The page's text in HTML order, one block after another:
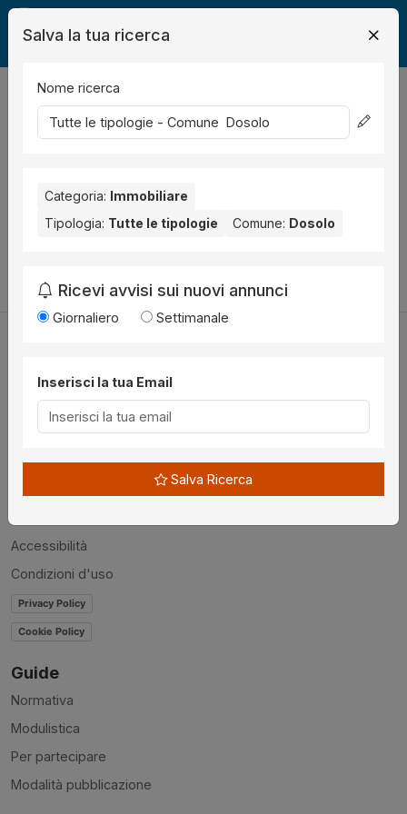
Legalmente Immobili
risultati Ordina per
risultato per la Provincia selezionata:
Prova a modificare i parametri di ricerca:
Utilità
Chi siamo
Disclaimer
Accessibilità
Condizioni d'uso
Privacy Policy
Cookie Policy
Guide
Normativa
Modulistica
Per partecipare
Modalità pubblicazione
Salva la tua ricerca
Nome ricerca
Categoria: Immobiliare
Tipologia: Tutte le tipologie Comune: Dosolo
Ricevi avvisi sui nuovi annunci
Giornaliero Settimanale
Inserisci la tua Email
Salva Ricerca